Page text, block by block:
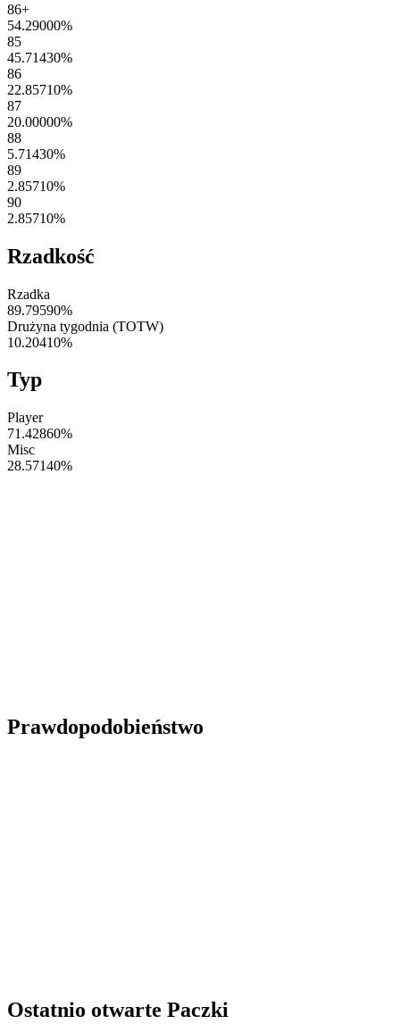
86+
54.29000%
85
45.71430%
86
22.85710%
87
20.00000%
88
5.71430%
89
2.85710%
90
2.85710%
Rzadkość
Rzadka
89.79590%
Drużyna tygodnia (TOTW)
10.20410%
Typ
Player
71.42860%
Misc
28.57140%
Prawdopodobieństwo
Ostatnio otwarte Paczki